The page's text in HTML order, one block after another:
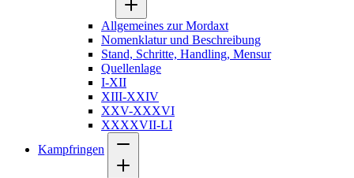
Allgemeines zur Mordaxt
Nomenklatur und Beschreibung
Stand, Schritte, Handling, Mensur
Quellenlage
I-XII
XIII-XXIV
XXV-XXXVI
XXXXVII-LI
Kampfringen